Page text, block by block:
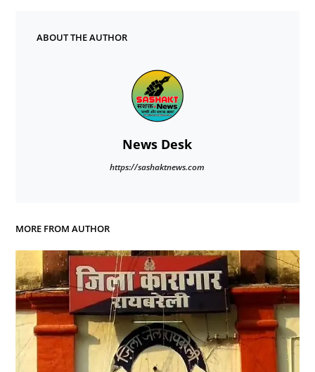
ABOUT THE AUTHOR
News Desk
https://sashaktnews.com
MORE FROM AUTHOR